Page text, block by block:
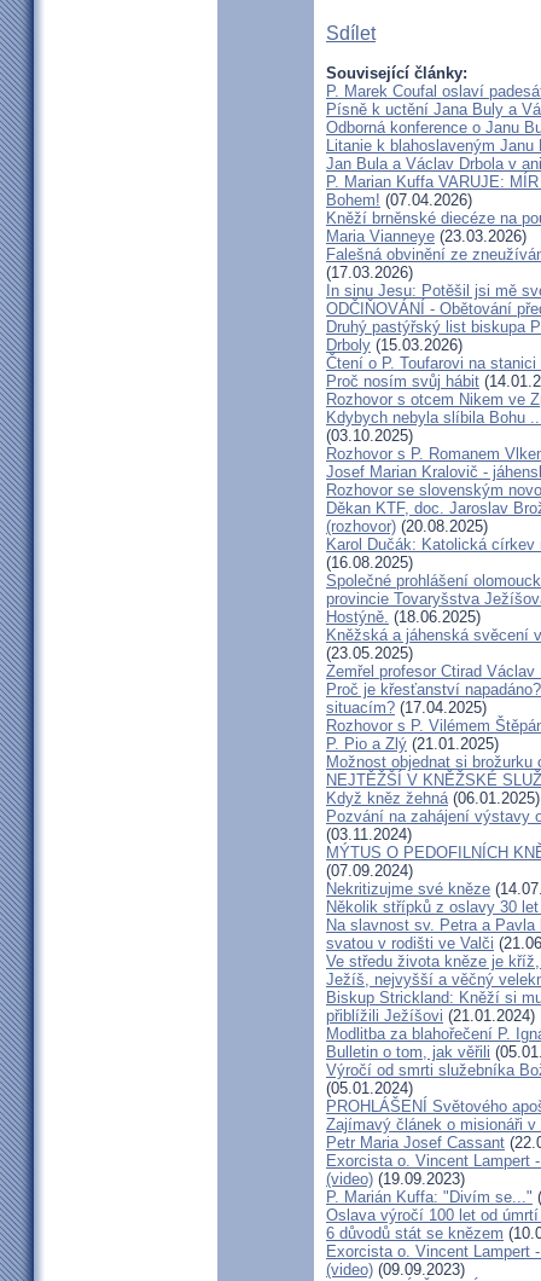
Sdílet
Související články:
P. Marek Coufal oslaví
Písně k uctění Jana Buly a
Odborná konference o Janu
Litanie k blahoslaveným
Jan Bula a Václav Drbola v
P. Marian Kuffa VARUJE:
Bohem! (07.04.2026)
Kněží brněnské diecéze na
Maria Vianneye (23.03.2026)
Falešná obvinění ze
(17.03.2026)
In sinu Jesu: Potěšil jsi mě
ODČIŇOVÁNÍ - Obětování
Druhý pastýřský list biskupa
Drboly (15.03.2026)
Čtení o P. Toufarovi na stanici
Proč nosím svůj hábit
Rozhovor s otcem Nikem ve
Kdybych nebyla slíbila Bohu
(03.10.2025)
Rozhovor s P. Romanem
Josef Marian Kralovič -
Rozhovor se slovenským
Děkan KTF, doc. Jaroslav
(rozhovor) (20.08.2025)
Karol Dučák: Katolická
(16.08.2025)
Společné prohlášení
provincie Tovaryšstva
Hostýně. (18.06.2025)
Kněžská a jáhenská svěcení
(23.05.2025)
Zemřel profesor Ctirad
Proč je křesťanství
situacím? (17.04.2025)
Rozhovor s P. Vilémem
P. Pio a Zlý (21.01.2025)
Možnost objednat si
NEJTĚŽŠÍ V KNĚŽSKÉ
Když kněz žehná(06.01.2025)
Pozvání na zahájení výstavy
(03.11.2024)
MÝTUS O PEDOFILNÍCH
(07.09.2024)
Nekritizujme své kněze
Několik střípků z oslavy 30
Na slavnost sv. Petra a
svatou v rodišti ve Valči
Ve středu života kněze je
Ježíš, nejvyšší a věčný
Biskup Strickland: Kněží si
přiblížili Ježíšovi (21.01.2024)
Modlitba za blahořečení P.
Bulletin o tom, jak věřili
Výročí od smrti služebníka
(05.01.2024)
PROHLÁŠENÍ Světového
Zajímavý článek o misionáři v
Petr Maria Josef Cassant
Exorcista o. Vincent Lampert
(video) (19.09.2023)
P. Marián Kuffa: "Divím se..."
Oslava výročí 100 let od
6 důvodů stát se knězem
Exorcista o. Vincent Lampert
(video) (09.09.2023)